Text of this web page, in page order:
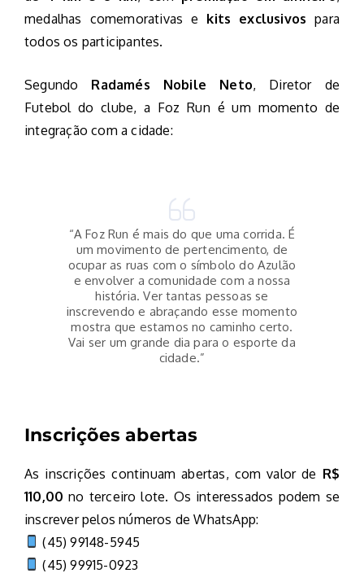
medalhas comemorativas e kits exclusivos para
todos os participantes.
Segundo Radamés Nobile Neto, Diretor de
Futebol do clube, a Foz Run é um momento de
integração com a cidade:
“A Foz Run é mais do que uma corrida. É
um movimento de pertencimento, de
ocupar as ruas com o símbolo do Azulão
e envolver a comunidade com a nossa
história. Ver tantas pessoas se
inscrevendo e abraçando esse momento
mostra que estamos no caminho certo.
Vai ser um grande dia para o esporte da
cidade.”
Inscrições abertas
As inscrições continuam abertas, com valor de R$
110,00 no terceiro lote. Os interessados podem se
inscrever pelos números de WhatsApp:
(45) 99148-5945
(45) 99915-0923